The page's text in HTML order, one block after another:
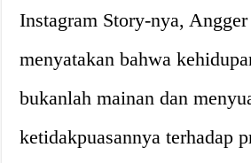
Instagram Story-nya, Angger
menyatakan bahwa
bukanlah mainan dan
ketidakpuasannya terhadap